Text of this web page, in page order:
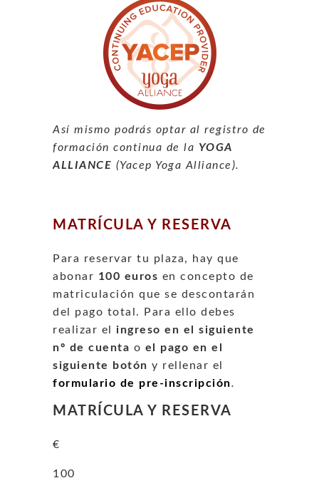
Así mismo podrás optar al registro de
formación continua de la YOGA
ALLIANCE (Yacep Yoga Alliance).
MATRÍCULA Y RESERVA
Para reservar tu plaza, hay que
abonar 100 euros en concepto de
matriculación que se descontarán
del pago total. Para ello debes
realizar el
ingreso en el siguiente
nº de cuenta o el pago en el
siguiente botón y rellenar el
formulario de pre-inscripción.
MATRÍCULA Y RESERVA
€
100